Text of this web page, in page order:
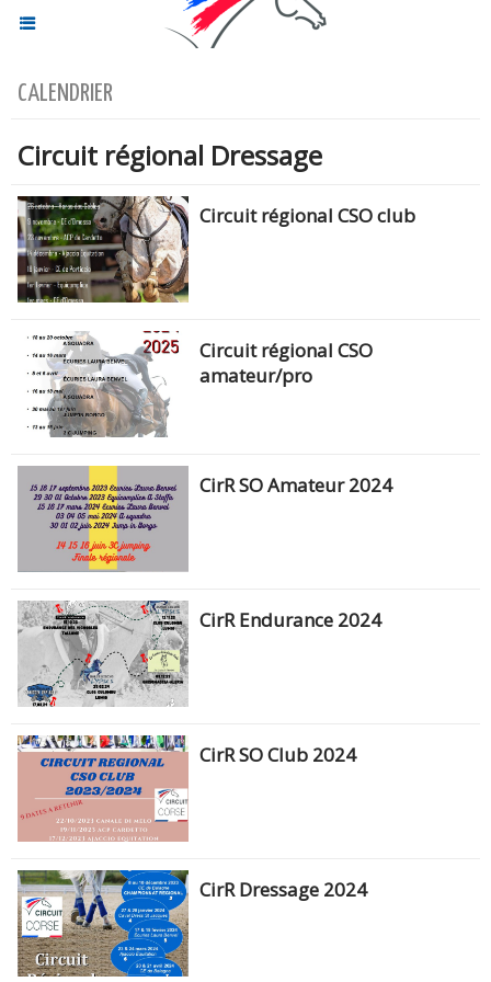
CALENDRIER
Circuit régional Dressage
Circuit régional CSO club
Circuit régional CSO
amateur/pro
CirR SO Amateur 2024
CirR Endurance 2024
CirR SO Club 2024
CirR Dressage 2024